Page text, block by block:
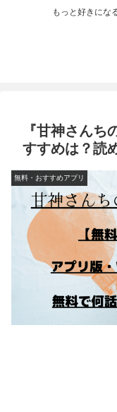
もっと好きにな
『甘神さんち
すすめは？読
無料・おすすめアプリ